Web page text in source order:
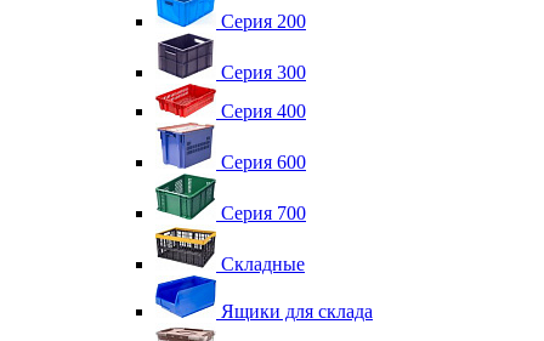
Серия 200
Серия 300
Серия 400
Серия 600
Серия 700
Складные
Ящики для склада